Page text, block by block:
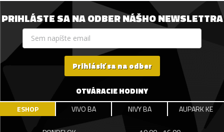
PRIHLÁSTE SA NA ODBER NÁŠHO NEWSLETTRA
Prihlásiť sa na odber
OTVÁRACIE HODINY
ESHOP VIVO BA NIVY BA AUPARK KE